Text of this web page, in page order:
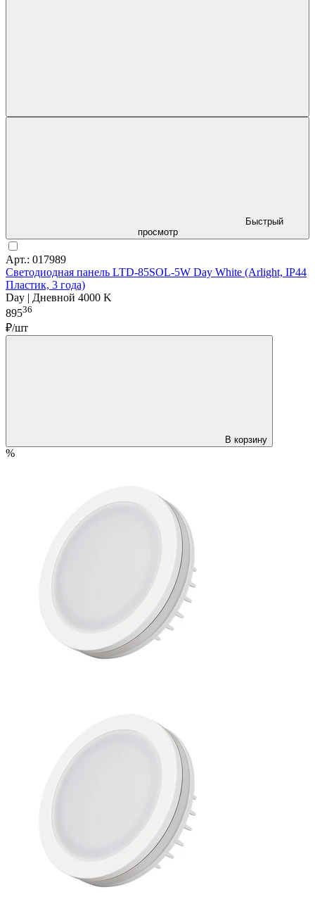
Быстрый
просмотр
Арт.: 017989
Светодиодная панель LTD-85SOL-5W Day White (Arlight, IP44
Пластик, 3 года)
Day | Дневной 4000 K
89536
₽/шт
В корзину
%